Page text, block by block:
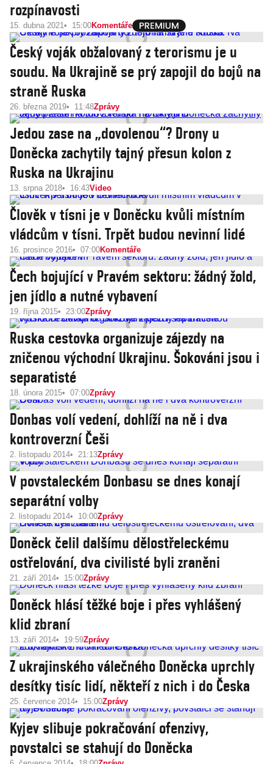
rozpínavosti
15. dubna 2021 15:00Komentáře
Český voják obžalovaný z terorismu je u
soudu. Na Ukrajině se prý zapojil do bojů na
straně Ruska
26. března 2019 11:48Zprávy
Jedou zase na „dovolenou“? Drony u
Doněcka zachytily tajný přesun kolon z
Ruska na Ukrajinu
13. srpna 2018 16:43Video
Člověk v tísni je v Doněcku kvůli místním
vládcům v tísni. Trpět budou nevinní lidé
16. prosince 2016 07:00Komentáře
Čech bojující v Pravém sektoru: žádný žold,
jen jídlo a nutné vybavení
19. října 2015 23:00Zprávy
Ruska cestovka organizuje zájezdy na
zničenou východní Ukrajinu. Šokováni jsou i
separatisté
18. února 2015 07:00Zprávy
Donbas volí vedení, dohlíží na ně i dva
kontroverzní Češi
2. listopadu 2014 21:13Zprávy
V povstaleckém Donbasu se dnes konají
separátní volby
2. listopadu 2014 10:00Zprávy
Doněck čelil dalšímu dělostřeleckému
ostřelování, dva civilisté byli zraněni
21. září 2014 15:00Zprávy
Doněck hlásí těžké boje i přes vyhlášený
klid zbraní
13. září 2014 19:59Zprávy
Z ukrajinského válečného Doněcka uprchly
desítky tisíc lidí, někteří z nich i do Česka
25. července 2014 15:00Zprávy
Kyjev slibuje pokračování ofenzivy,
povstalci se stahují do Doněcka